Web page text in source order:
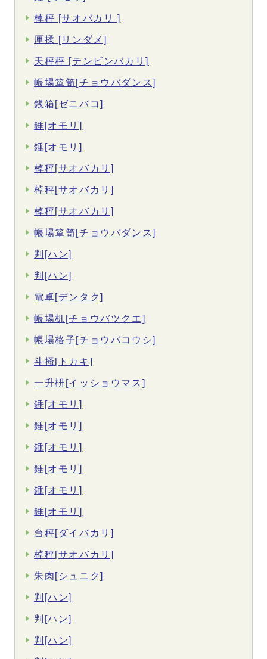
棹秤 [サオバカリ ]
厘揉 [リンダメ]
天秤秤 [テンビンバカリ]
帳場箪笥[チョウバダンス]
銭箱[ゼニバコ]
錘[オモリ]
錘[オモリ]
棹秤[サオバカリ]
棹秤[サオバカリ]
棹秤[サオバカリ]
帳場箪笥[チョウバダンス]
判[ハン]
判[ハン]
電卓[デンタク]
帳場机[チョウバツクエ]
帳場格子[チョウバコウシ]
斗掻[トカキ]
一升枡[イッショウマス]
錘[オモリ]
錘[オモリ]
錘[オモリ]
錘[オモリ]
錘[オモリ]
錘[オモリ]
台秤[ダイバカリ]
棹秤[サオバカリ]
朱肉[シュニク]
判[ハン]
判[ハン]
判[ハン]